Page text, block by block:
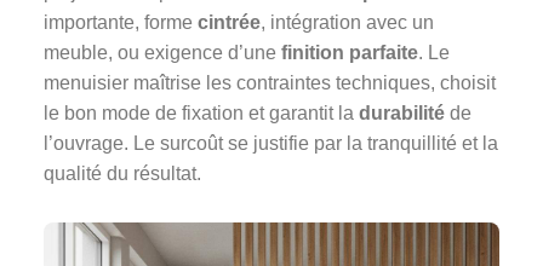
importante, forme cintrée, intégration avec un
meuble, ou exigence d’une finition parfaite. Le
menuisier maîtrise les contraintes techniques, choisit
le bon mode de fixation et garantit la durabilité de
l’ouvrage. Le surcoût se justifie par la tranquillité et la
qualité du résultat.